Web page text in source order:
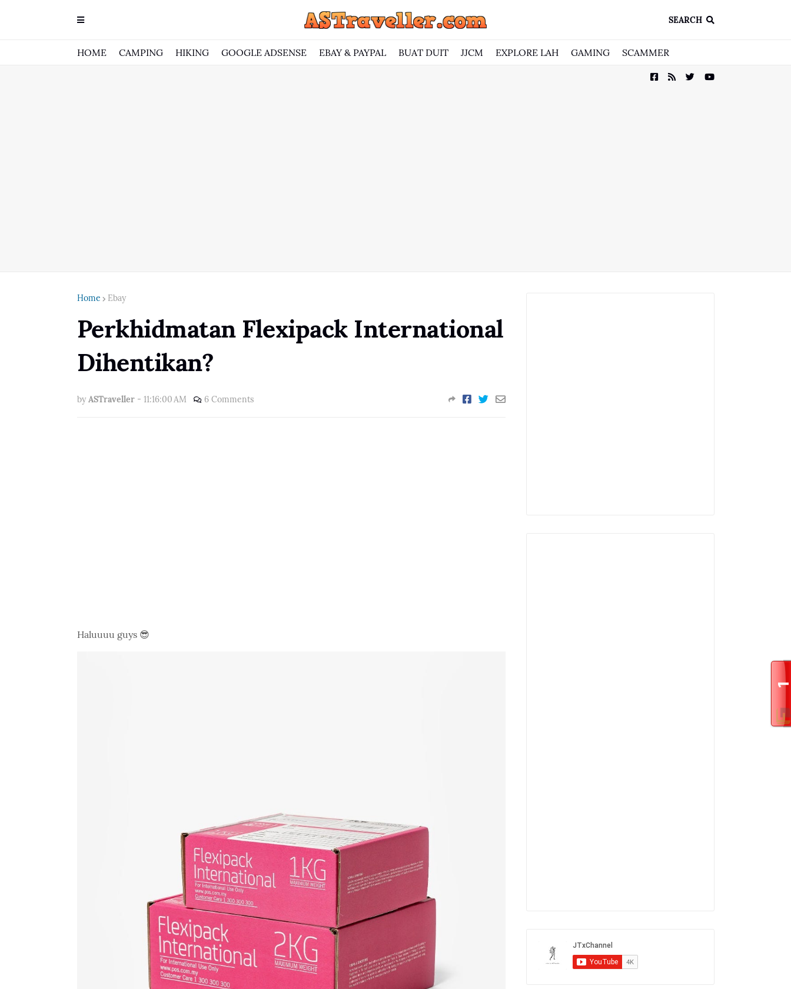
SEARCH
HOME CAMPING HIKING GOOGLE ADSENSE EBAY & PAYPAL BUAT DUIT JJCM EXPLORE LAH GAMING SCAMMER
Home Ebay
Perkhidmatan Flexipack International
Dihentikan?
by ASTraveller - 11:16:00 AM 6 Comments
Haluuuu guys 😎